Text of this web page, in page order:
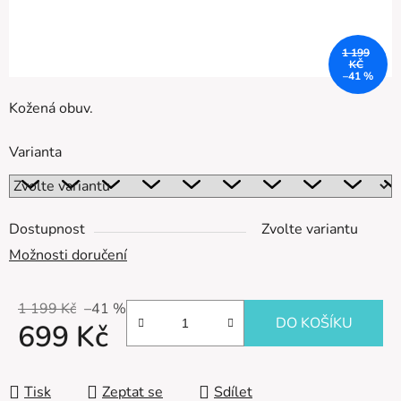
Kožená obuv.
Varianta
Dostupnost
Zvolte variantu
Možnosti doručení
1 199 Kč –41 %
699 Kč DO KOŠÍKU
Tisk Zeptat se Sdílet
1 199
KČ
–41 %